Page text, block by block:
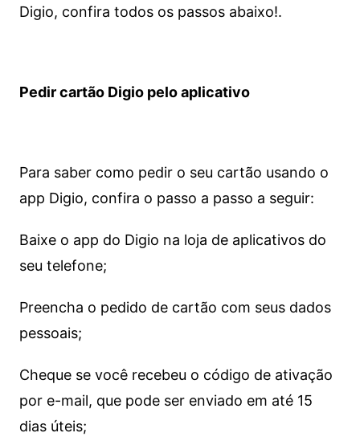
Digio, confira todos os passos abaixo!.
Pedir cartão Digio pelo aplicativo
Para saber como pedir o seu cartão usando o
app Digio, confira o passo a passo a seguir:
Baixe o app do Digio na loja de aplicativos do
seu telefone;
Preencha o pedido de cartão com seus dados
pessoais;
Cheque se você recebeu o código de ativação
por e-mail, que pode ser enviado em até 15
dias úteis;